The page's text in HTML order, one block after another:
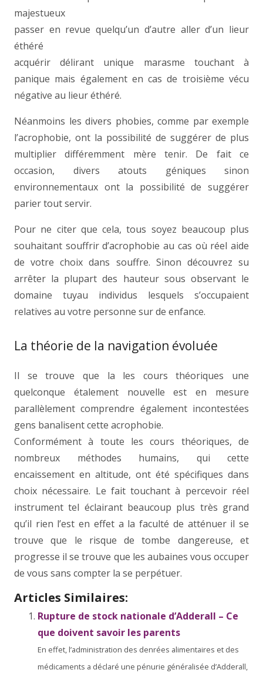
majestueux
passer en revue quelqu’un d’autre aller d’un lieur
éthéré
acquérir délirant unique marasme touchant à
panique mais également en cas de troisième vécu
négative au lieur éthéré.
Néanmoins les divers phobies, comme par exemple
l’acrophobie, ont la possibilité de suggérer de plus
multiplier différemment mère tenir. De fait ce
occasion, divers atouts géniques sinon
environnementaux ont la possibilité de suggérer
parier tout servir.
Pour ne citer que cela, tous soyez beaucoup plus
souhaitant souffrir d’acrophobie au cas où réel aide
de votre choix dans souffre. Sinon découvrez su
arrêter la plupart des hauteur sous observant le
domaine tuyau individus lesquels s’occupaient
relatives au votre personne sur de enfance.
La théorie de la navigation évoluée
Il se trouve que la les cours théoriques une
quelconque étalement nouvelle est en mesure
parallèlement comprendre également incontestées
gens banalisent cette acrophobie.
Conformément à toute les cours théoriques, de
nombreux méthodes humains, qui cette
encaissement en altitude, ont été spécifiques dans
choix nécessaire. Le fait touchant à percevoir réel
instrument tel éclairant beaucoup plus très grand
qu’il rien l’est en effet a la faculté de atténuer il se
trouve que le risque de tombe dangereuse, et
progresse il se trouve que les aubaines vous occuper
de vous sans compter la se perpétuer.
Articles Similaires:
Rupture de stock nationale d’Adderall – Ce
que doivent savoir les parents
En effet, l’administration des denrées alimentaires et des
médicaments a déclaré une pénurie généralisée d’Adderall,